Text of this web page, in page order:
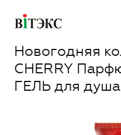
Новогодняя
CHERRY
ГЕЛЬ для душа